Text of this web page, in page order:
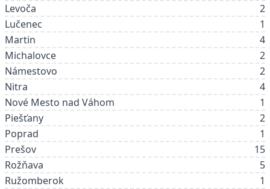
Levoča
2
Lučenec
1
Martin
4
Michalovce
2
Námestovo
2
Nitra
4
Nové Mesto nad Váhom
1
Piešťany
2
Poprad
1
Prešov
15
Rožňava
5
Ružomberok
1